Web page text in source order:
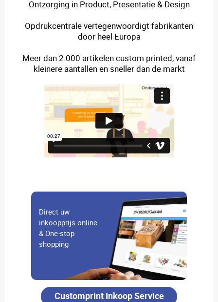
Ontzorging in Product, Presentatie & Design
Opdrukcentrale vertegenwoordigt fabrikanten
door heel Europa
Meer dan 2.000 artikelen custom printed, vanaf
kleinere aantallen en sneller dan de markt
Direct uw
inkoopprijs online
& One-stop
shopping
Customprint Inkoop Service